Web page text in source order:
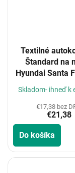
Textilné
Štandard na
Hyundai Santa
2021
Skladom- ihneď k
€17,38 bez
€21,38
Do košíka